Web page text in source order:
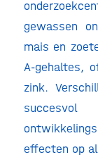
gewassen
mais en
A-gehaltes,
zink.
succesvol
effecten op